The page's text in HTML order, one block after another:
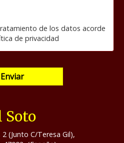
de los datos acorde
de privacidad
Enviar
Soto
2 (Junto C/Teresa Gil),